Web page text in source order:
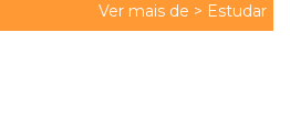
Ver mais de > Estudar